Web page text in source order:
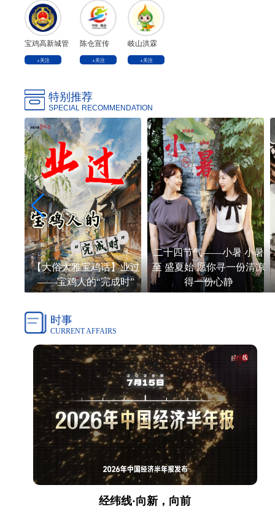
宝鸡高新城管
+关注
陈仓宣传
+关注
岐山洪霖
+关注
特别推荐
SPECIAL RECOMMENDATION
【大俗大雅宝鸡话】业过
——宝鸡人的“完成时”
二十四节气——小暑 小暑
至 盛夏始 愿你寻一份清凉
得一份心静
时事
CURRENT AFFAIRS
经纬线·向新，向前